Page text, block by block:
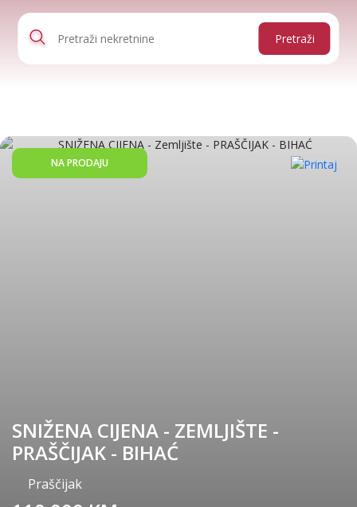
Pretraži
NA PRODAJU
SNIŽENA CIJENA - ZEMLJIŠTE -
PRAŠČIJAK - BIHAĆ
Praščijak